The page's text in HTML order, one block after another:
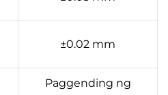
±0.02 mm
Paggending ng